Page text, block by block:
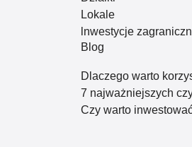
Lokale
lnwestycje
Blog
Dlaczego warto
7 najważniejszych
Czy warto